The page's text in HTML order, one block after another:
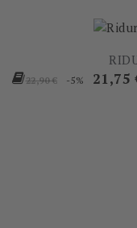
Prezzo
22,90 € -5% 21,75